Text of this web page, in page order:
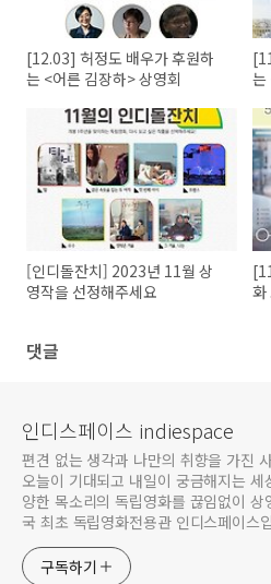
[12.03] 허정도 배우가 후원하
는 <어른 김장하> 상영회
는
[인디돌잔치] 2023년 11월 상
영작을 선정해주세요
화
댓글
인디스페이스 indiespace
편견 없는 생각과 나만의 취향을 가진
오늘이 기대되고 내일이 궁금해지는
양한 목소리의 독립영화를 끊임없이 상
국 최초 독립영화전용관 인디스페이스
구독하기